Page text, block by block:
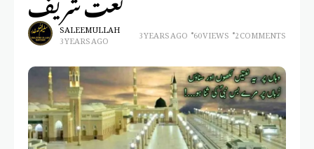
SALEEM ULLAH
3 YEARS AGO 3 YEARS AGO 60 VIEWS 2 COMMENTS